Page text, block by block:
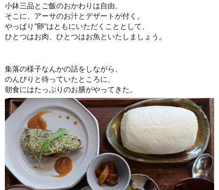
小鉢三品とご飯のおかわりは自由。
そこに、アーサのお汁とデザートが付く。
やっぱり”卵”はともにいただくこととして、
ひとつはお肉、ひとつはお魚といたしましょう。
集落の様子なんかの話をしながら、
のんびりと待っていたところに、
朝食にはたっぷりのお膳がやってきた。